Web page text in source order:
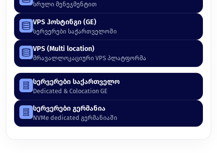
სრული მენეჯმენტით
VPS ჰოსტინგი (GE)
სერვერები საქართველოში
VPS (Multi location)
მრავალლოკაციური VPS პლატფორმა
სერვერები საქართველო
Dedicated & Colocation GE
სერვერები გერმანია
NVMe dedicated გერმანიაში